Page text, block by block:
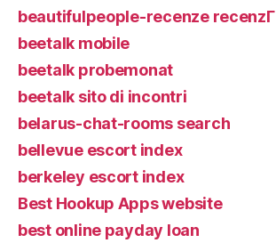
beautifulpeople-recenze recenzГ­
beetalk mobile
beetalk probemonat
beetalk sito di incontri
belarus-chat-rooms search
bellevue escort index
berkeley escort index
Best Hookup Apps website
best online payday loan